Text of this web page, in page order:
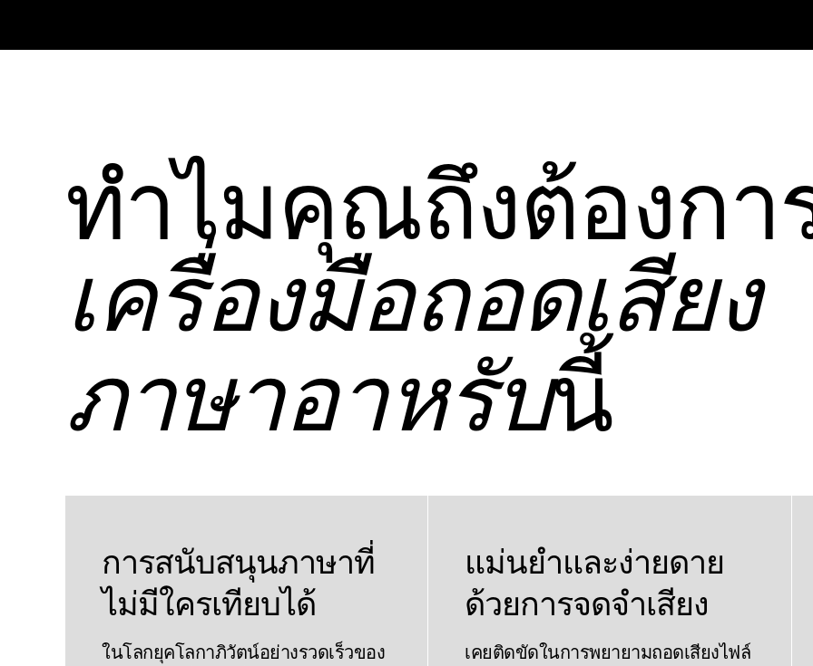
ทําไมคุณถึงต้องกา
เครื่องมือถอดเสียง
ภาษาอาหรับนี้
การสนับสนุนภาษาที่
ไม่มีใครเทียบได้
ในโลกยุคโลกาภิวัตน์อย่างรวดเร็วของ
แม่นยําและง่ายดาย
ด้วยการจดจําเสียง
เคยติดขัดในการพยายามถอดเสียงไฟล์